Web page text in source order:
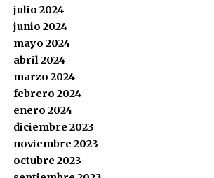
julio 2024
junio 2024
mayo 2024
abril 2024
marzo 2024
febrero 2024
enero 2024
diciembre 2023
noviembre 2023
octubre 2023